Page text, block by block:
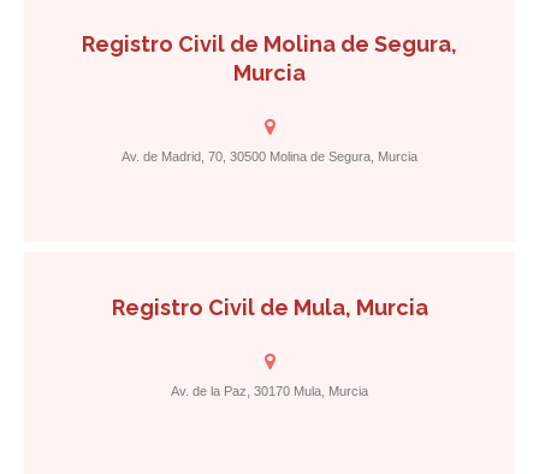
Registro Civil de Molina de Segura,
Murcia
Av. de Madrid, 70, 30500 Molina de Segura, Murcia
Registro Civil de Mula, Murcia
Av. de la Paz, 30170 Mula, Murcia